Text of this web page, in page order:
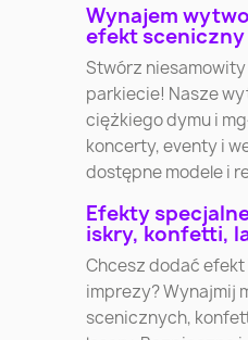
Wynajem
efekt sceniczny
Stwórz niesamowity
parkiecie! Nasze
ciężkiego dymu i
koncerty, eventy i
dostępne modele i
Efekty
iskry, konfetti,
Chcesz dodać efekt
imprezy? Wynajmij
scenicznych,